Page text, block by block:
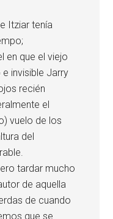
Itziar tenía
en que el viejo
invisible Jarry
recién
el
vuelo de los
del
tardar mucho
de aquella
de cuando
que se